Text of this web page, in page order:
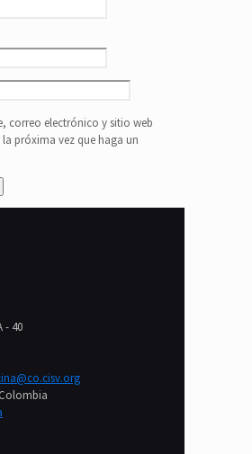
correo electrónico y sitio web
próxima vez que haga un
- 40